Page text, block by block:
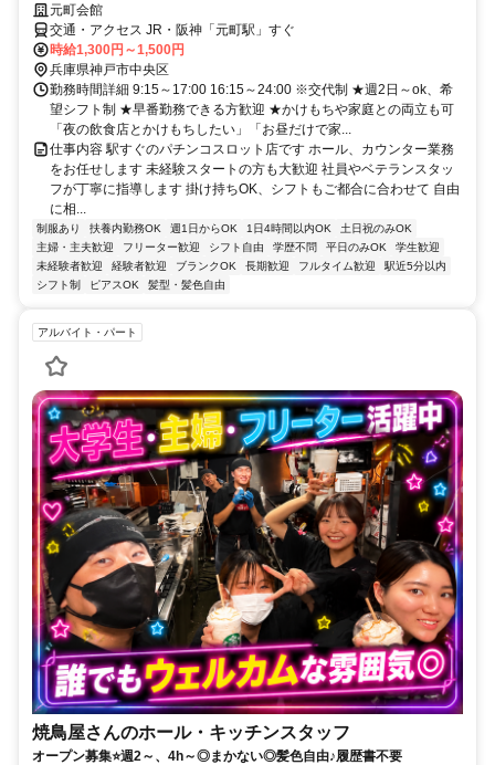
元町会館
交通・アクセス JR・阪神「元町駅」すぐ
時給1,300円～1,500円
兵庫県神戸市中央区
勤務時間詳細 9:15～17:00 16:15～24:00 ※交代制 ★週2日～ok、希
望シフト制 ★早番勤務できる方歓迎 ★かけもちや家庭との両立も可
「夜の飲食店とかけもちしたい」「お昼だけで家...
仕事内容 駅すぐのパチンコスロット店です ホール、カウンター業務
をお任せします 未経験スタートの方も大歓迎 社員やベテランスタッ
フが丁寧に指導します 掛け持ちOK、シフトもご都合に合わせて 自由
に相...
制服あり 扶養内勤務OK 週1日からOK 1日4時間以内OK
土日祝のみOK
主婦・主夫歓迎
フリーター歓迎 シフト自由 学歴不問 平日のみOK
学生歓迎
未経験者歓迎
経験者歓迎 ブランクOK 長期歓迎 フルタイム歓迎
駅近5分以内
シフト制
ピアスOK 髪型・髪色自由
アルバイト・パート
焼鳥屋さんのホール・キッチンスタッフ
オープン募集⭐週2～、4h～◎まかない◎髪色自由♪履歴書不要